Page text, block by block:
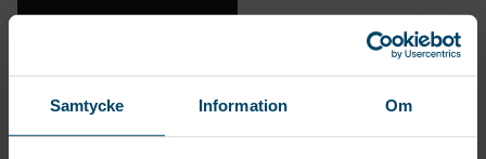
Samtycke Information Om